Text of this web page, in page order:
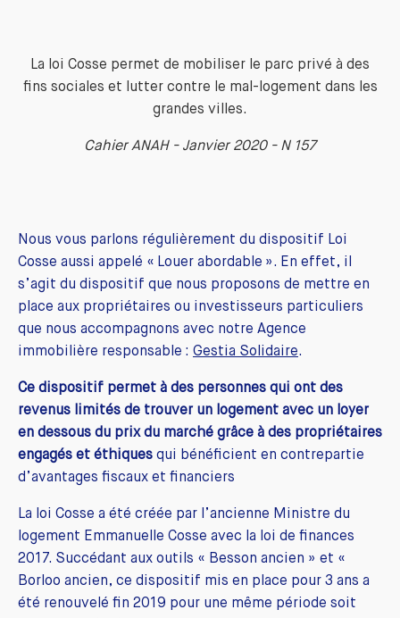
La loi Cosse permet de mobiliser le parc privé à des
fins sociales et lutter contre le mal-logement dans les
grandes villes.
Cahier ANAH - Janvier 2020 - N 157
Nous vous parlons régulièrement du dispositif Loi
Cosse aussi appelé « Louer abordable ». En effet, il
s’agit du dispositif que nous proposons de mettre en
place aux propriétaires ou investisseurs particuliers
que nous accompagnons avec notre Agence
immobilière responsable : Gestia Solidaire.
Ce dispositif permet à des personnes qui ont des
revenus limités de trouver un logement avec un loyer
en dessous du prix du marché grâce à des propriétaires
engagés et éthiques qui bénéficient en contrepartie
d’avantages fiscaux et financiers
La loi Cosse a été créée par l’ancienne Ministre du
logement Emmanuelle Cosse avec la loi de finances
2017. Succédant aux outils « Besson ancien » et «
Borloo ancien, ce dispositif mis en place pour 3 ans a
été renouvelé fin 2019 pour une même période soit